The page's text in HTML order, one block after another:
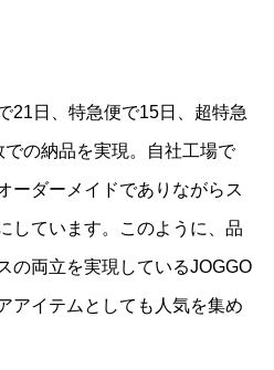
21日、特急便で15日、超特急
の納品を実現。自社工場で
ーダーメイドでありながらス
しています。このように、品
の両立を実現しているJOGGO
アイテムとしても人気を集め